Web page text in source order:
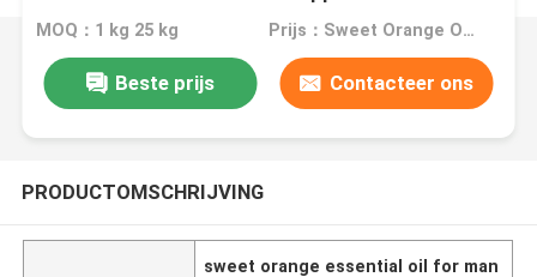
productie
MOQ：1 kg 25 kg Prijs：Sweet Orange Oil CAS:8008-57-9
Beste prijs Contacteer ons
PRODUCTOMSCHRIJVING
sweet orange essential oil for man